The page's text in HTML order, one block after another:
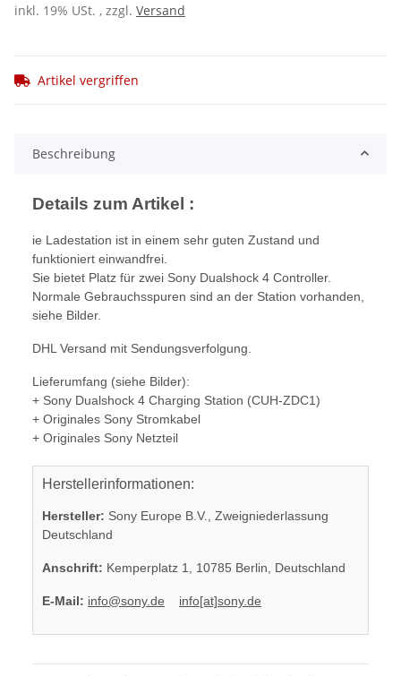
inkl. 19% USt. , zzgl. Versand
Artikel vergriffen
Beschreibung
Details zum Artikel :
ie Ladestation ist in einem sehr guten Zustand und
funktioniert einwandfrei.
Sie bietet Platz für zwei Sony Dualshock 4 Controller.
Normale Gebrauchsspuren sind an der Station vorhanden,
siehe Bilder.
DHL Versand mit Sendungsverfolgung.
Lieferumfang (siehe Bilder):
+ Sony Dualshock 4 Charging Station (CUH-ZDC1)
+ Originales Sony Stromkabel
+ Originales Sony Netzteil
Herstellerinformationen:
Hersteller: Sony Europe B.V., Zweigniederlassung
Deutschland
Anschrift: Kemperplatz 1, 10785 Berlin, Deutschland
E-Mail: info@sony.de info[at]sony.de